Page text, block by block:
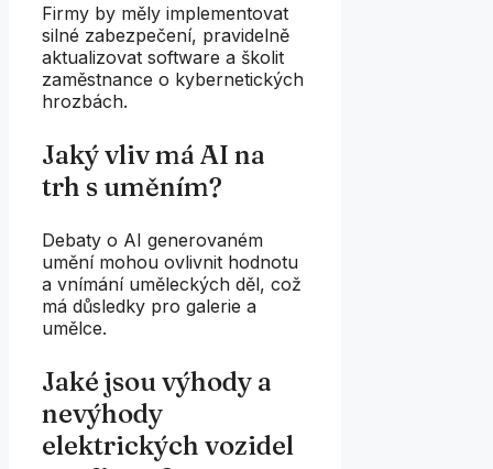
Firmy by měly implementovat
silné zabezpečení, pravidelně
aktualizovat software a školit
zaměstnance o kybernetických
hrozbách.
Jaký vliv má AI na
trh s uměním?
Debaty o AI generovaném
umění mohou ovlivnit hodnotu
a vnímání uměleckých děl, což
má důsledky pro galerie a
umělce.
Jaké jsou výhody a
nevýhody
elektrických vozidel